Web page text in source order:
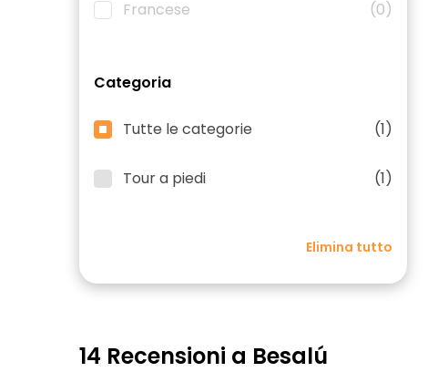
Francese (0)
Categoria
Tutte le categorie (1)
Tour a piedi (1)
Elimina tutto
14 Recensioni a Besalú